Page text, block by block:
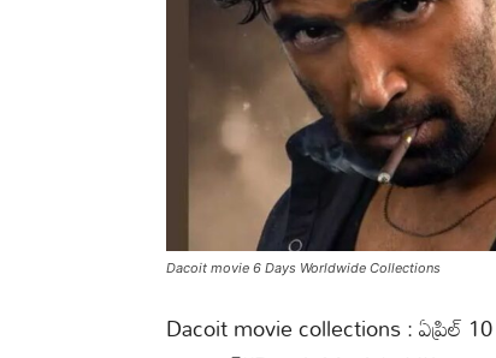
Dacoit movie 6 Days Worldwide Collections
Dacoit movie collections : ఏప్రిల్